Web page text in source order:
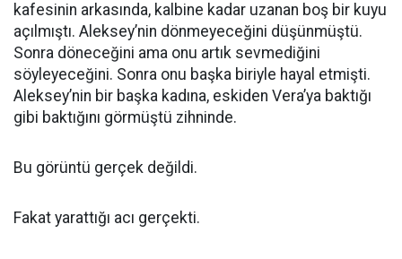
kafesinin arkasında, kalbine kadar uzanan boş bir kuyu
açılmıştı. Aleksey’nin dönmeyeceğini düşünmüştü.
Sonra döneceğini ama onu artık sevmediğini
söyleyeceğini. Sonra onu başka biriyle hayal etmişti.
Aleksey’nin bir başka kadına, eskiden Vera’ya baktığı
gibi baktığını görmüştü zihninde.
Bu görüntü gerçek değildi.
Fakat yarattığı acı gerçekti.